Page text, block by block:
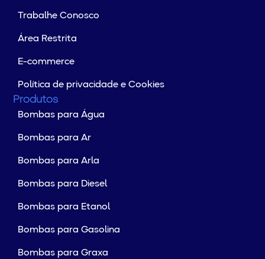
Trabalhe Conosco
Área Restrita
E-commerce
Política de privacidade e Cookies
Produtos
Bombas para Água
Bombas para Ar
Bombas para Arla
Bombas para Diesel
Bombas para Etanol
Bombas para Gasolina
Bombas para Graxa